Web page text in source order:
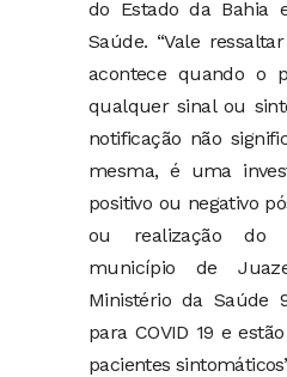
do Estado da Bahia
Saúde. “Vale
acontece quando o
qualquer sinal ou
notificação não
mesma, é uma
positivo ou negativo
ou realização do
município de
Ministério da Saúde
para COVID 19 e
pacientes